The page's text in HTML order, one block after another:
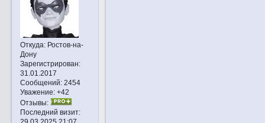
Откуда:Ростов-на-
Дону
Зарегистрирован:
31.01.2017
Сообщений:2454
Уважение: +42
Отзывы:
Последний визит: